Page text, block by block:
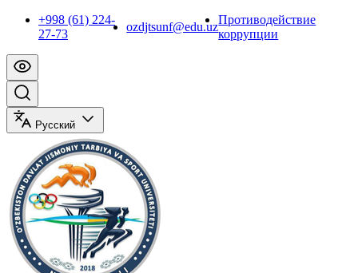
+998 (61) 224-
27-73
ozdjtsunf@edu.uz
Противодействие
коррупции
Русский